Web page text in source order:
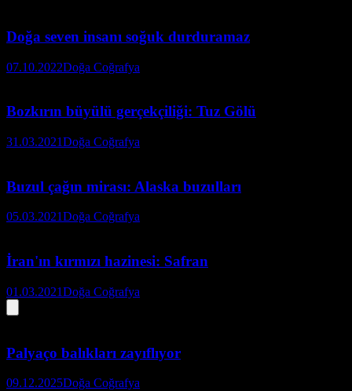
Doğa seven insanı soğuk durduramaz
07.10.2022Doğa Coğrafya
Bozkırın büyülü gerçekçiliği: Tuz Gölü
31.03.2021Doğa Coğrafya
Buzul çağın mirası: Alaska buzulları
05.03.2021Doğa Coğrafya
İran'ın kırmızı hazinesi: Safran
01.03.2021Doğa Coğrafya
Palyaço balıkları zayıflıyor
09.12.2025Doğa Coğrafya